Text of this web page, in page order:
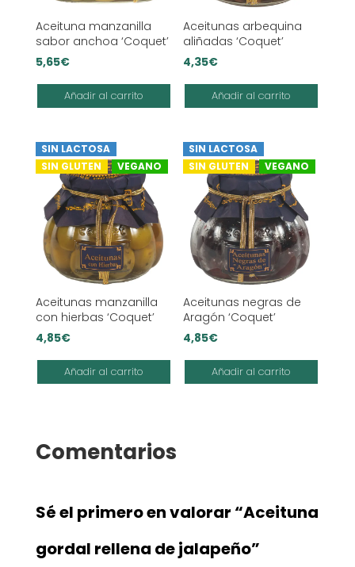
Aceituna manzanilla
sabor anchoa ‘Coquet’
5,65€
Añadir al carrito
Aceitunas arbequina
aliñadas ‘Coquet’
4,35€
Añadir al carrito
SIN LACTOSA
SIN GLUTEN
VEGANO
Aceitunas manzanilla
con hierbas ‘Coquet’
4,85€
Añadir al carrito
SIN LACTOSA
SIN GLUTEN
VEGANO
Aceitunas negras de
Aragón ‘Coquet’
4,85€
Añadir al carrito
Comentarios
Sé el primero en valorar “Aceituna
gordal rellena de jalapeño”